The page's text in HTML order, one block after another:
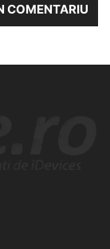
COMENTARIU